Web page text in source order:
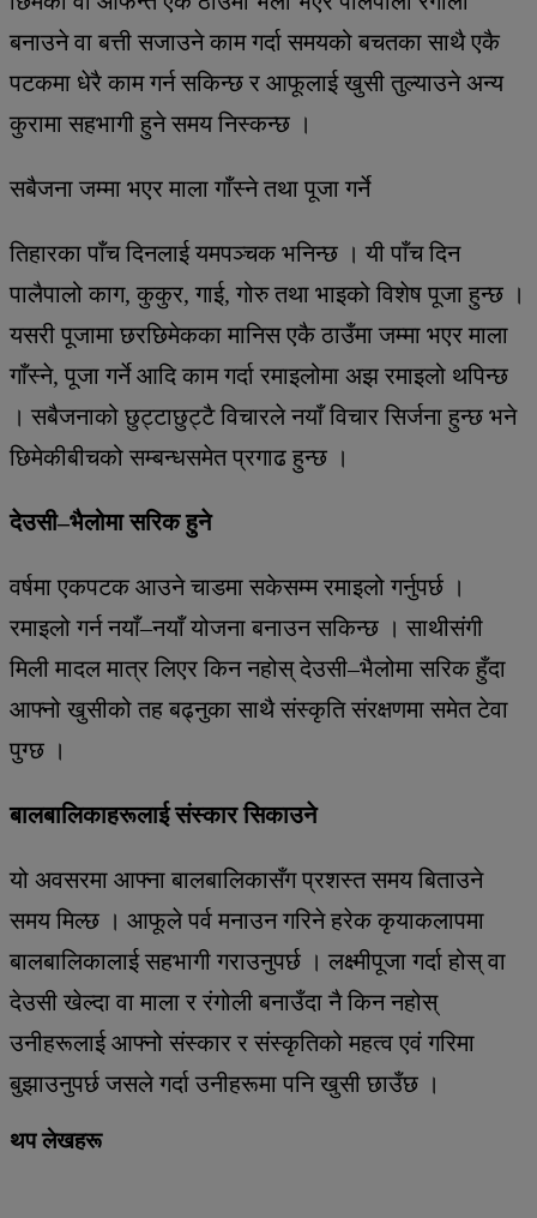
बनाउने वा बत्ती सजाउने काम गर्दा समयको बचतका साथै एकै
पटकमा धेरै काम गर्न सकिन्छ र आफूलाई खुसी तुल्याउने अन्य
कुरामा सहभागी हुने समय निस्कन्छ ।
सबैजना जम्मा भएर माला गाँस्ने तथा पूजा गर्ने
तिहारका पाँच दिनलाई यमपञ्चक भनिन्छ । यी पाँच दिन
पालैपालो काग, कुकुर, गाई, गोरु तथा भाइको विशेष पूजा हुन्छ ।
यसरी पूजामा छरछिमेकका मानिस एकै ठाउँमा जम्मा भएर माला
गाँस्ने, पूजा गर्ने आदि काम गर्दा रमाइलोमा अझ रमाइलो थपिन्छ
। सबैजनाको छुट्टाछुट्टै विचारले नयाँ विचार सिर्जना हुन्छ भने
छिमेकीबीचको सम्बन्धसमेत प्रगाढ हुन्छ ।
देउसी–भैलोमा सरिक हुने
वर्षमा एकपटक आउने चाडमा सकेसम्म रमाइलो गर्नुपर्छ ।
रमाइलो गर्न नयाँ–नयाँ योजना बनाउन सकिन्छ । साथीसंगी
मिली मादल मात्र लिएर किन नहोस् देउसी–भैलोमा सरिक हुँदा
आफ्नो खुसीको तह बढ्नुका साथै संस्कृति संरक्षणमा समेत टेवा
पुग्छ ।
बालबालिकाहरूलाई संस्कार सिकाउने
यो अवसरमा आफ्ना बालबालिकासँग प्रशस्त समय बिताउने
समय मिल्छ । आफूले पर्व मनाउन गरिने हरेक कृयाकलापमा
बालबालिकालाई सहभागी गराउनुपर्छ । लक्ष्मीपूजा गर्दा होस् वा
देउसी खेल्दा वा माला र रंगोली बनाउँदा नै किन नहोस्
उनीहरूलाई आफ्नो संस्कार र संस्कृतिको महत्व एवं गरिमा
बुझाउनुपर्छ जसले गर्दा उनीहरूमा पनि खुसी छाउँछ ।
थप लेखहरू